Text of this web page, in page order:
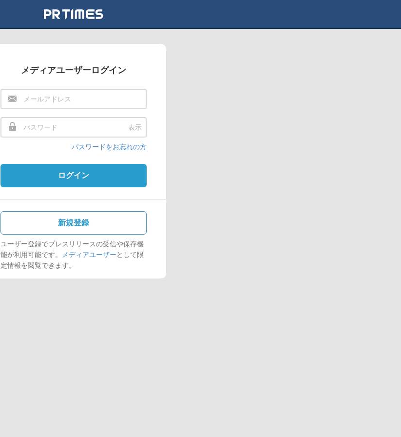
メディアユーザーログイン
表示
パスワードをお忘れの方
ログイン
新規登録
ユーザー登録でプレスリリースの受信や保存機
能が利用可能です。
メディアユーザーとして限
定情報を閲覧できます。